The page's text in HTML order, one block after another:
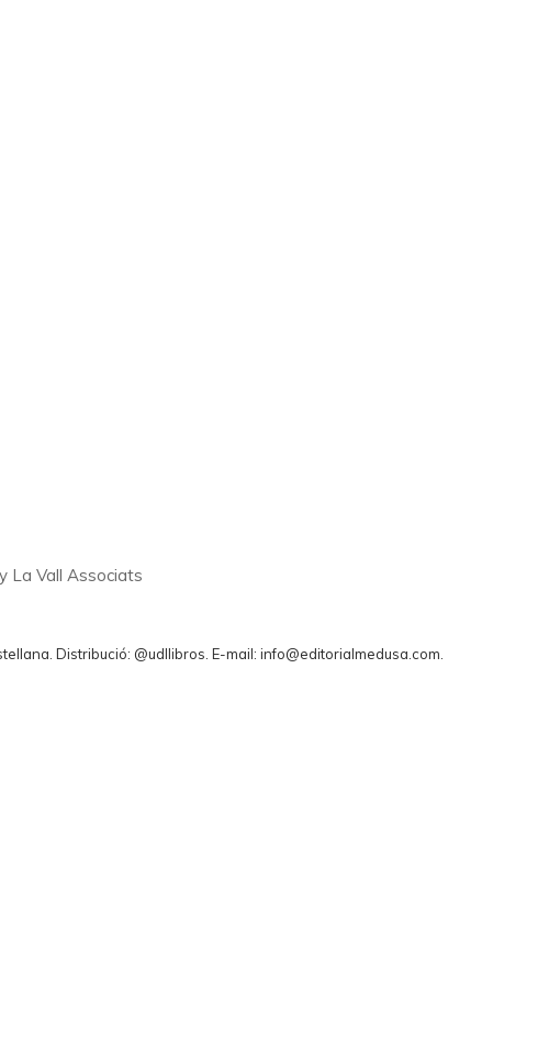
La Vall Associats
Distribució: @udllibros. E-mail: info@editorialmedusa.com.